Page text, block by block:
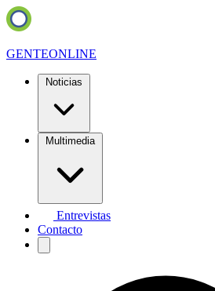
GENTEONLINE
Noticias
Multimedia
Entrevistas
Contacto